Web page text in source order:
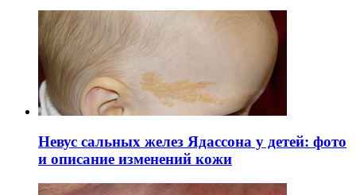
Невус сальных желез Ядассона у детей: фото
и описание изменений кожи